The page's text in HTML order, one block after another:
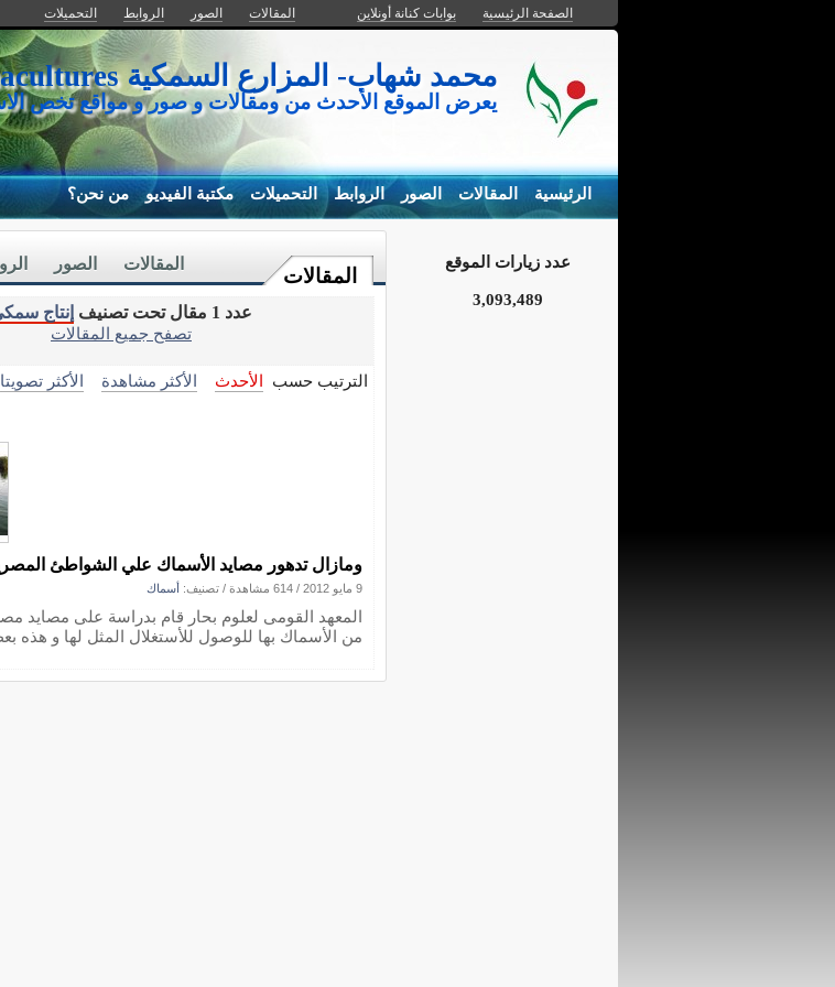
الصفحة الرئيسية بوابات كنانة أونلاين المقالات الصور الروابط التحميلات
محمد شهاب- المزارع السمكية Mohamed Shihab -Aquacultures
يعرض الموقع الأحدث من ومقالات و صور و مواقع تخص
الرئيسية المقالات الصور الروابط التحميلات مكتبة الفيديو من نحن؟
المقالات
الصور المقالات
عدد 1 مقال تحت تصنيف
إنتاج
تصفح جميع المقالات
الترتيب حسب الأحدث الأكثر مشاهدة الأكثر تصويتا
ومازال تدهور مصايد الأسماك علي الشواطئ
9 مايو 2012 / 614 مشاهدة / تصنيف: أسماك
المعهد القومى لعلوم بحار قام بدراسة على مصايد
من الأسماك بها للوصول للأستغلال المثل لها و هذه
عدد زيارات الموقع
3,093,489